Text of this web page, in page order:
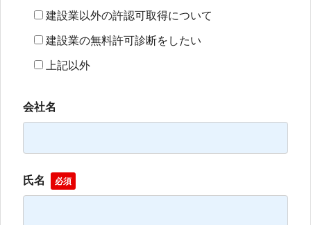
建設業以外の許認可取得について
建設業の無料許可診断をしたい
上記以外
会社名
氏名 必須